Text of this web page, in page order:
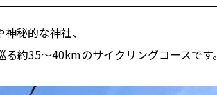
秘的な神社、
約35〜40kmのサイクリングコースです。